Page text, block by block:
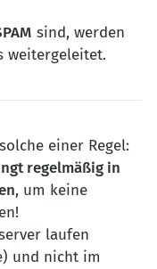
sind, werden
weitergeleitet.
einer Regel:
regelmäßig in
, um keine
laufen
und nicht im